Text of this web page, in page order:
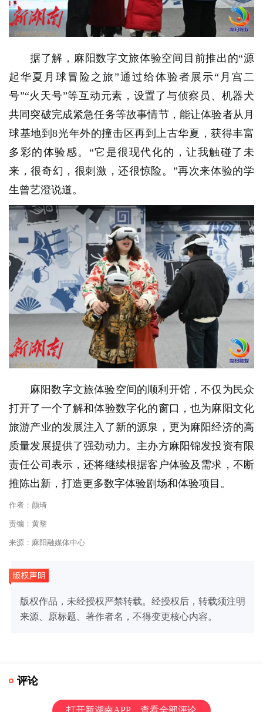
据了解，麻阳数字文旅体验空间目前推出的“源
起华夏月球冒险之旅”通过给体验者展示“月宫二
号”“火天号”等互动元素，设置了与侦察员、机器犬
共同突破完成紧急任务等故事情节，能让体验者从月
球基地到8光年外的撞击区再到上古华夏，获得丰富
多彩的体验感。“它是很现代化的，让我触碰了未
来，很奇幻，很刺激，还很惊险。”再次来体验的学
生曾艺澄说道。
麻阳数字文旅体验空间的顺利开馆，不仅为民众
打开了一个了解和体验数字化的窗口，也为麻阳文化
旅游产业的发展注入了新的源泉，更为麻阳经济的高
质量发展提供了强劲动力。主办方麻阳锦发投资有限
责任公司表示，还将继续根据客户体验及需求，不断
推陈出新，打造更多数字体验剧场和体验项目。
作者：颜琦
责编：黄黎
来源：麻阳融媒体中心
版权作品，未经授权严禁转载。经授权后，转载须注明
来源、原标题、著作者名，不得变更核心内容。
评论